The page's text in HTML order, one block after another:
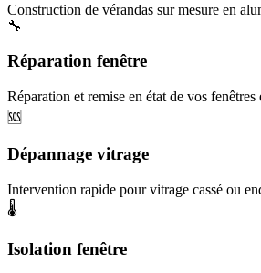
Construction de vérandas sur mesure en
🔧
Réparation fenêtre
Réparation et remise en état de vos
🆘
Dépannage vitrage
Intervention rapide pour vitrage cassé ou
🌡️
Isolation fenêtre